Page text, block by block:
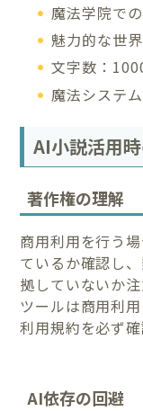
魔法学院で
魅力的な世
文字数：
魔法システ
AI小説活用
著作権の理解
商用利用を行う
ているか確認し
拠していないか
ツールは商用利
利用規約を必ず確
AI依存の回避